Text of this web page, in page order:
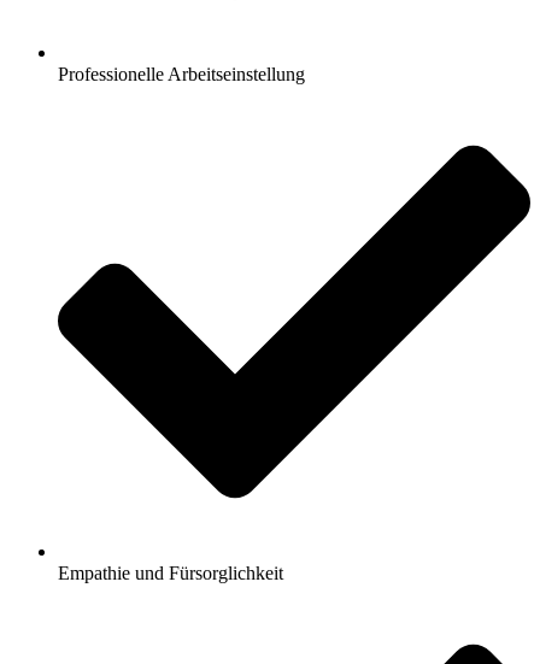
Professionelle Arbeitseinstellung
Empathie und Fürsorglichkeit